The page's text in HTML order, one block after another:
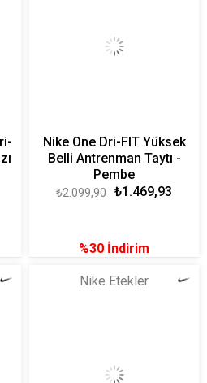
Nike One Dri-FIT Yüksek
Belli Antrenman Taytı -
Pembe
₺1.469,93
₺2.099,90
%30 İndirim
Nike Etekler